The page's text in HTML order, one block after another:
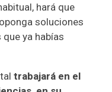
hará que
soluciones
ya habías
trabajará en el